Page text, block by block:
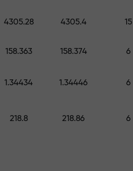
$1,500 gacha
—
—
4305.28 4305.4 15
158.363 158.374 6
1.34434 1.34446 6
218.8 218.86 6